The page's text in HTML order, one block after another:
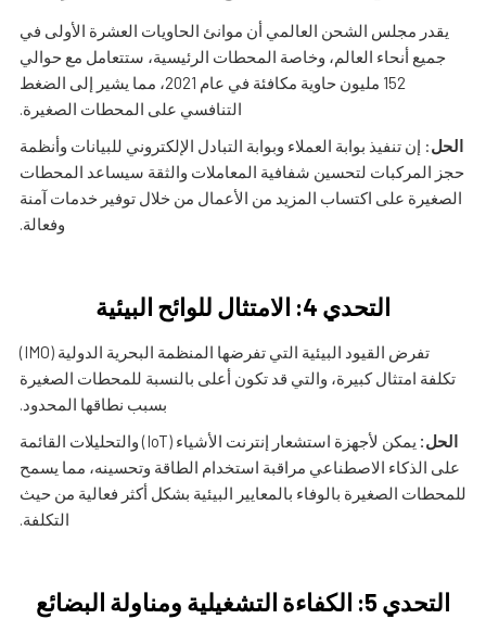
يقدر مجلس الشحن العالمي أن موانئ الحاويات العشرة الأولى في
جميع أنحاء العالم، وخاصة المحطات الرئيسية، ستتعامل مع حوالي
152 مليون حاوية مكافئة في عام 2021، مما يشير إلى الضغط
التنافسي على المحطات الصغيرة.
الحل: إن تنفيذ بوابة العملاء وبوابة التبادل الإلكتروني للبيانات وأنظمة
حجز المركبات لتحسين شفافية المعاملات والثقة سيساعد المحطات
الصغيرة على اكتساب المزيد من الأعمال من خلال توفير خدمات آمنة
وفعالة.
التحدي 4: الامتثال للوائح البيئية
تفرض القيود البيئية التي تفرضها المنظمة البحرية الدولية (IMO)
تكلفة امتثال كبيرة، والتي قد تكون أعلى بالنسبة للمحطات الصغيرة
بسبب نطاقها المحدود.
الحل:
يمكن لأجهزة استشعار إنترنت الأشياء (IoT) والتحليلات القائمة
على الذكاء الاصطناعي مراقبة استخدام الطاقة وتحسينه، مما يسمح
للمحطات الصغيرة بالوفاء بالمعايير البيئية بشكل أكثر فعالية من حيث
التكلفة.
التحدي 5: الكفاءة التشغيلية ومناولة البضائع